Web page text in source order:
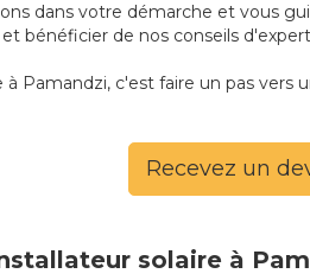
dans votre démarche et vous
bénéficier de nos conseils
à Pamandzi, c'est faire un pas vers
Recevez un
solaire à